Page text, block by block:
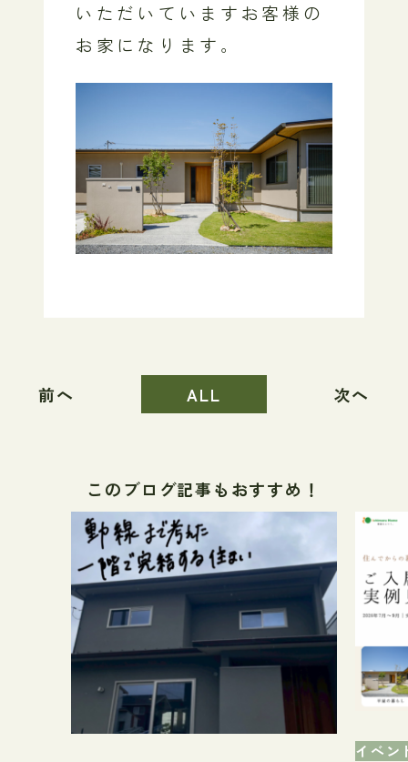
いただいていますお客様の
お家になります。
前へ ALL 次へ
このブログ記事もおすすめ！
イベン